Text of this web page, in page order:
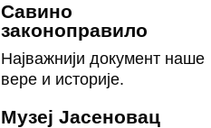
Савино
законоправило
Најважнији документ наше
вере и историје.
Музеј Јасеновац